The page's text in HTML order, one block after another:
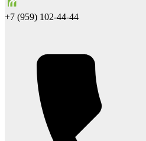
+7 (959) 102-44-44